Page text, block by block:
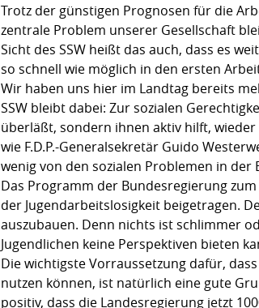
Trotz der günstigen Prognosen für die
zentrale Problem unserer Gesellschaft
Sicht des SSW heißt das auch, dass es
so schnell wie möglich in den ersten
Wir haben uns hier im Landtag bereits
SSW bleibt dabei: Zur sozialen
überläßt, sondern ihnen aktiv hilft,
wie F.D.P.-Generalsekretär Guido
wenig von den sozialen Problemen in
Das Programm der Bundesregierung
der Jugendarbeitslosigkeit beigetragen.
auszubauen. Denn nichts ist schlimmer
Jugendlichen keine Perspektiven bieten
Die wichtigste Vorraussetzung dafür,
nutzen können, ist natürlich eine gute
positiv, dass die Landesregierung jetzt